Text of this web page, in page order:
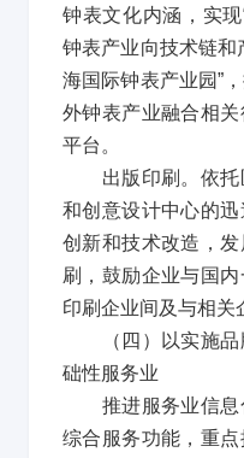
钟表文化内涵，实现
钟表产业向技术链和
海国际钟表产业园”
外钟表产业融合相
平台。
出版印刷。依托
和创意设计中心的
创新和技术改造，
刷，鼓励企业与国
印刷企业间及与相关
（四）以实施品
础性服务业
推进服务业信息
综合服务功能，重